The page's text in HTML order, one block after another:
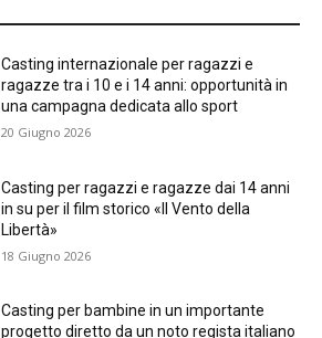
Casting internazionale per ragazzi e
ragazze tra i 10 e i 14 anni: opportunità in
una campagna dedicata allo sport
20 Giugno 2026
Casting per ragazzi e ragazze dai 14 anni
in su per il film storico «Il Vento della
Libertà»
18 Giugno 2026
Casting per bambine in un importante
progetto diretto da un noto regista italiano